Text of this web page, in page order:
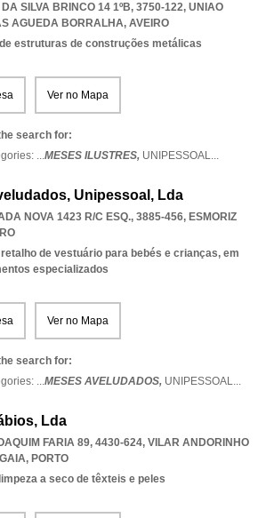
DA SILVA BRINCO 14 1ºB, 3750-122, UNIAO
AGUEDA BORRALHA, AVEIRO
estruturas de construções metálicas
Ver no Mapa
search for:
...MESES ILUSTRES, UNIPESSOAL...
Unipessoal, Lda
NOVA 1423 R/C ESQ., 3885-456, ESMORIZ
de vestuário para bebés e crianças, em
especializados
Ver no Mapa
search for:
...MESES AVELUDADOS, UNIPESSOAL...
Lda
FARIA 89, 4430-624, VILAR ANDORINHO
, PORTO
a seco de têxteis e peles